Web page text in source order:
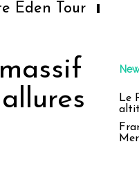
L’accès aux
Le